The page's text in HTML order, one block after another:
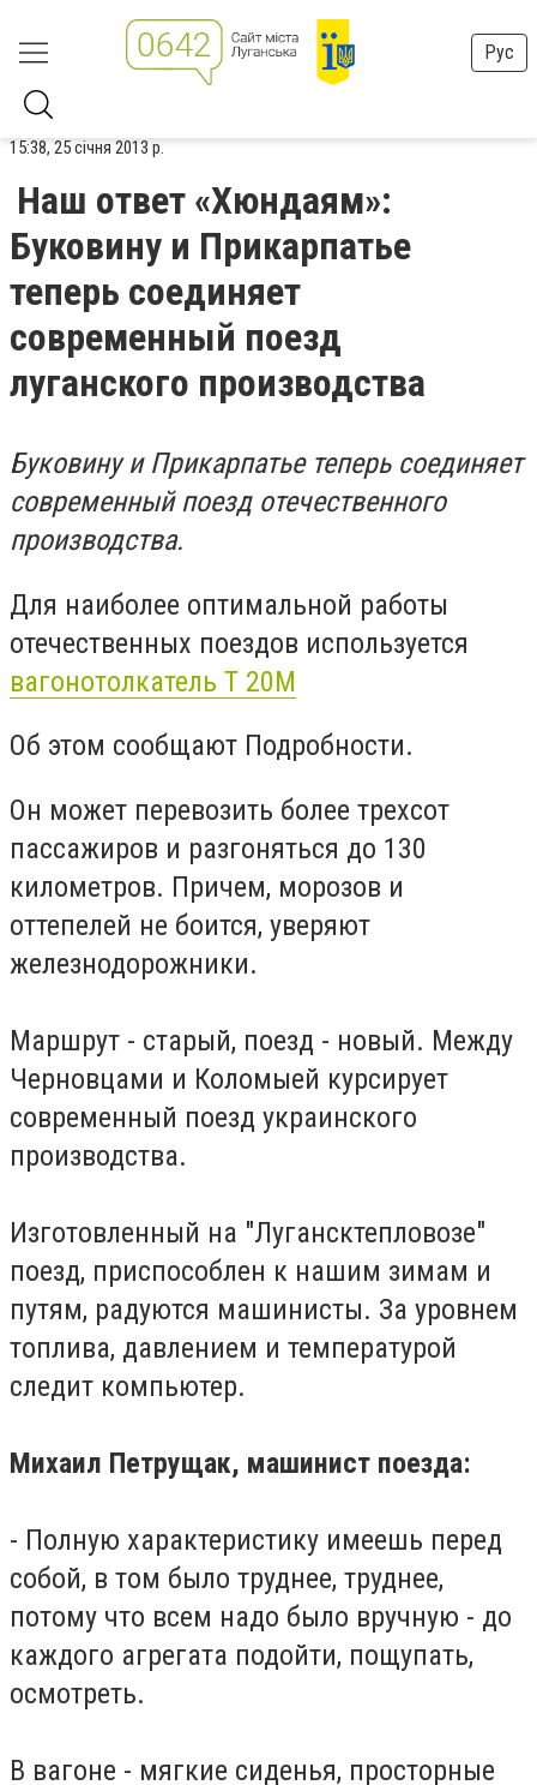
Рус
15:38, 25 січня 2013 р.
Наш ответ «Хюндаям»:
Буковину и Прикарпатье
теперь соединяет
современный поезд
луганского производства
Буковину и Прикарпатье теперь соединяет
современный поезд отечественного
производства.
Для наиболее оптимальной работы
отечественных поездов используется
вагонотолкатель Т 20М
Об этом сообщают Подробности.
Он может перевозить более трехсот
пассажиров и разгоняться до 130
километров. Причем, морозов и
оттепелей не боится, уверяют
железнодорожники.
Маршрут - старый, поезд - новый. Между
Черновцами и Коломыей курсирует
современный поезд украинского
производства.
Изготовленный на "Лугансктепловозе"
поезд, приспособлен к нашим зимам и
путям, радуются машинисты. За уровнем
топлива, давлением и температурой
следит компьютер.
Михаил Петрущак, машинист поезда:
- Полную характеристику имеешь перед
собой, в том было труднее, труднее,
потому что всем надо было вручную - до
каждого агрегата подойти, пощупать,
осмотреть.
В вагоне - мягкие сиденья, просторные